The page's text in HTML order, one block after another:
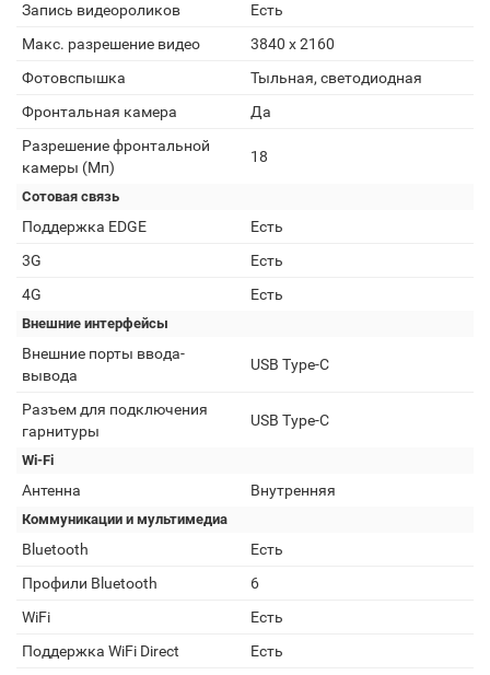
Запись видеороликов
Есть
Макс. разрешение видео
3840 x 2160
Фотовспышка
Тыльная, светодиодная
Фронтальная камера
Да
Разрешение фронтальной
камеры (Мп)
18
Сотовая связь
Поддержка EDGE
Есть
3G
Есть
4G
Есть
Внешние интерфейсы
Внешние порты ввода-
вывода
USB Type-C
Разъем для подключения
гарнитуры
USB Type-C
Wi-Fi
Антенна Внутренняя
Коммуникации и мультимедиа
Bluetooth
Есть
Профили Bluetooth
6
WiFi
Есть
Поддержка WiFi Direct
Есть